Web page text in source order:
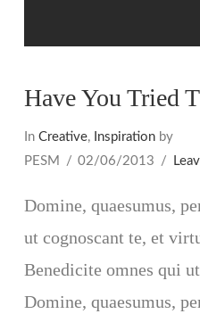
Have You Tried
In Creative, Inspirationby
PESM
02/06/2013
Domine, quaesumus,
ut cognoscant te, et
Benedicite omnes qui
Domine, quaesumus,